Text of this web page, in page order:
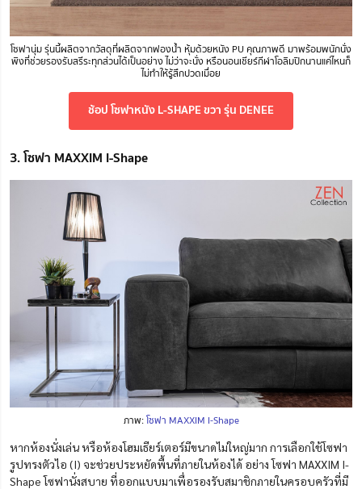
โซฟานุ่ม รุ่นนี้ผลิตจากวัสดุที่ผลิตจากฟองน้ำ หุ้มด้วยหนัง PU คุณภาพดี มาพร้อมพนักนั่ง
พิงที่ช่วยรองรับสรีระทุกส่วนได้เป็นอย่าง ไม่ว่าจะนั่ง หรือนอนเชียร์กีฬาโอลิมปิกนานแค่ไหนก็
ไม่ทำให้รู้สึกปวดเมื่อย
ช้อป โซฟาหนัง L-SHAPE ขวา รุ่น DENEE
3. โซฟา MAXXIM I-Shape
ภาพ:โซฟา MAXXIM I-Shape
หากห้องนั่งเล่น หรือห้องโฮมเธียร์เตอร์มีขนาดไม่ใหญ่มาก การเลือกใช้โซฟา
รูปทรงตัวไอ (I) จะช่วยประหยัดพื้นที่ภายในห้องได้ อย่าง โซฟา MAXXIM I-
Shape โซฟานั่งสบาย ที่ออกแบบมาเพื่อรองรับสมาชิกภายในครอบครัวที่มี